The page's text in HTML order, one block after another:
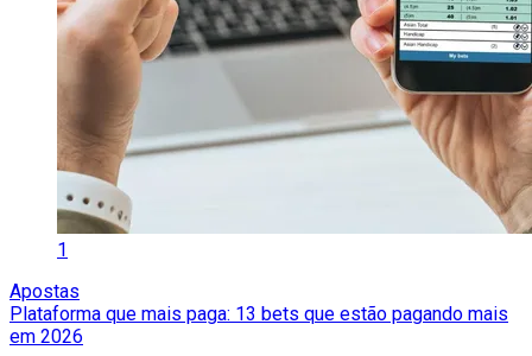
1
Apostas
Plataforma que mais paga: 13 bets que estão pagando mais
em 2026